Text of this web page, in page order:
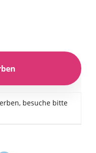
besuche bitte